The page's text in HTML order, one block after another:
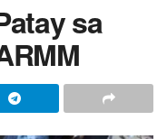
sa